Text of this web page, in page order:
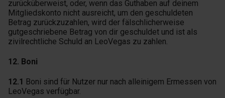
zurücküberweist, oder, wenn das Guthaben auf deinem
Mitgliedskonto nicht ausreicht, um den geschuldeten
Betrag zurückzuzahlen, wird der fälschlicherweise
gutgeschriebene Betrag von dir geschuldet und ist als
zivilrechtliche Schuld an LeoVegas zu zahlen.
12. Boni
12.1 Boni sind für Nutzer nur nach alleinigem Ermessen von
LeoVegas verfügbar.